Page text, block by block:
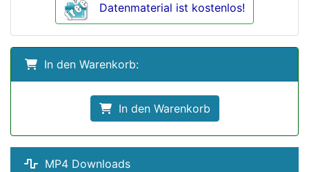
Datenmaterial ist kostenlos!
In den Warenkorb:
In den Warenkorb
MP4 Downloads